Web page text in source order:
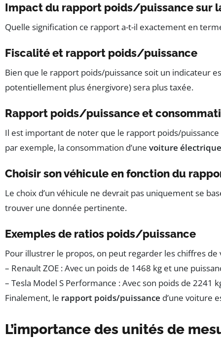
Impact du rapport poids/puissance sur
Quelle signification ce rapport a-t-il exactement en
Fiscalité et rapport poids/puissance
Bien que le rapport poids/puissance soit un indicateur
potentiellement plus énergivore) sera plus taxée.
Rapport poids/puissance et
Il est important de noter que le rapport poids/puissance
par exemple, la consommation d’une voiture électrique
Choisir son véhicule en fonction du
Le choix d’un véhicule ne devrait pas uniquement se
trouver une donnée pertinente.
Exemples de ratios poids/puissance
Pour illustrer le propos, on peut regarder les chiffres de
– Renault ZOE : Avec un poids de 1468 kg et une
– Tesla Model S Performance : Avec son poids de 2241
Finalement, le rapport poids/puissance d’une voiture
L’importance des unités de